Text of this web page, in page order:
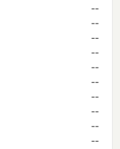
--
--
--
--
--
--
--
--
--
--